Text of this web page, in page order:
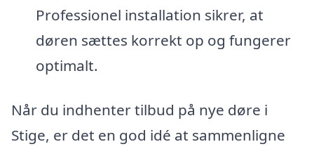
Professionel installation sikrer, at
døren sættes korrekt op og fungerer
optimalt.
Når du indhenter tilbud på nye døre i
Stige, er det en god idé at sammenligne